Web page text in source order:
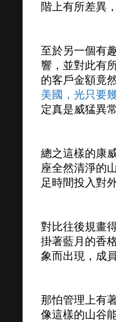
階上有所差異
至於另一個有
響，並對此有
的客戶金額竟
美國，光只要
定真是威猛異常
總之這樣的康
座全然清淨的
足時間投入對
對比往後規畫
掛著藍月的香
象而出現，成
那怕管理上有
像這樣的山谷